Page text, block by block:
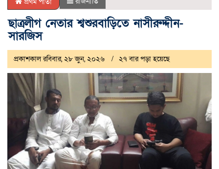
ছাত্রলীগ নেতার শ্বশুরবাড়িতে নাসীরুদ্দীন-
সারজিস
প্রকাশকাল রবিবার, ২৮ জুন, ২০২৬ ২৭ বার পড়া হয়েছে